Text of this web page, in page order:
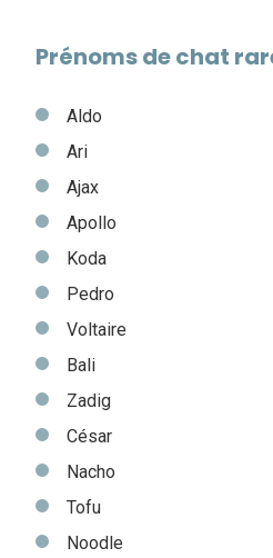
Prénoms de chat
Aldo
Ari
Ajax
Apollo
Koda
Pedro
Voltaire
Bali
Zadig
César
Nacho
Tofu
Noodle